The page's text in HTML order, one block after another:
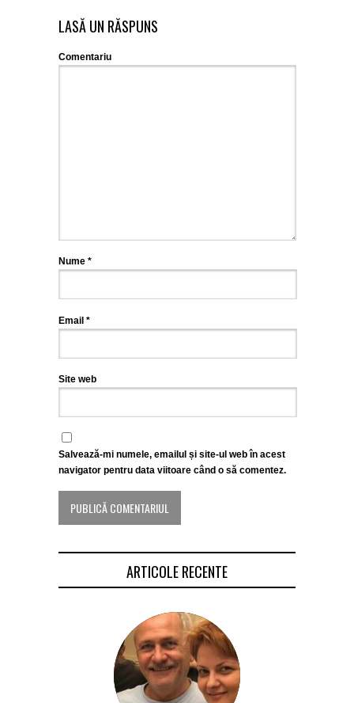
LASĂ UN RĂSPUNS
Comentariu
Nume *
Email *
Site web
Salvează-mi numele, emailul și site-ul web în acest
navigator pentru data viitoare când o să comentez.
ARTICOLE RECENTE